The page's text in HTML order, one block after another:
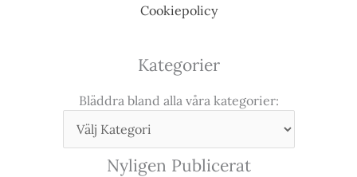
Cookiepolicy
Kategorier
Bläddra bland alla våra kategorier:
Nyligen Publicerat